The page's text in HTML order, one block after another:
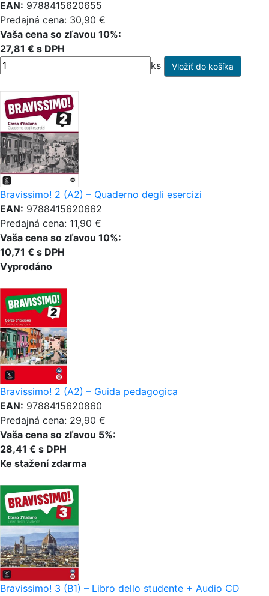
EAN: 9788415620655
Predajná cena: 30,90 €
Vaša cena so zľavou 10%:
27,81 € s DPH
ks
Bravissimo! 2 (A2) – Quaderno degli esercizi
EAN: 9788415620662
Predajná cena: 11,90 €
Vaša cena so zľavou 10%:
10,71 € s DPH
Vyprodáno
Bravissimo! 2 (A2) – Guida pedagogica
EAN: 9788415620860
Predajná cena: 29,90 €
Vaša cena so zľavou 5%:
28,41 € s DPH
Ke stažení zdarma
Bravissimo! 3 (B1) – Libro dello studente + Audio CD